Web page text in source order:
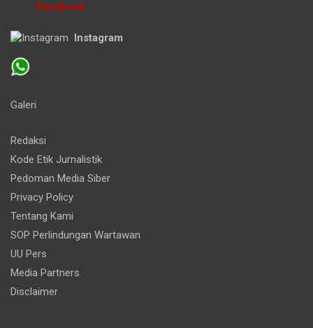
Facebook
Instagram
-
Galeri
Redaksi
Kode Etik Jurnalistik
Pedoman Media Siber
Privacy Policy
Tentang Kami
SOP Perlindungan Wartawan
UU Pers
Media Partners
Disclaimer